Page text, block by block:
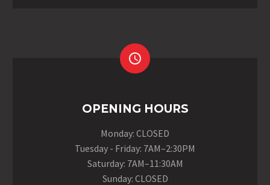


OPENING HOURS
Monday: CLOSED
Tuesday - Friday: 7AM–2:30PM
Saturday: 7AM–11:30AM
Sunday: CLOSED